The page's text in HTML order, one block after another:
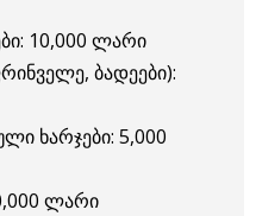
10,000 ლარი
ბადეები):
ხარჯები: 5,000
ლარი